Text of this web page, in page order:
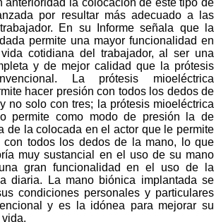
anterioridad la colocación de este tipo de
por resultar más adecuado a las
En su Informe señala que la
permite una mayor funcionalidad en
cotidiana del trabajador, al ser una
y de mejor calidad que la prótesis
La prótesis mioeléctrica
hacer presión con todos los dedos de
no solo con tres; la prótesis mioeléctrica
permite como modo de presión la de
de la colocada en el actor que le permite
con todos los dedos de la mano, lo que
muy sustancial en el uso de su mano
gran funcionalidad en el uso de la
diaria. La mano biónica implantada se
condiciones personales y particulares
y es la idónea para mejorar su